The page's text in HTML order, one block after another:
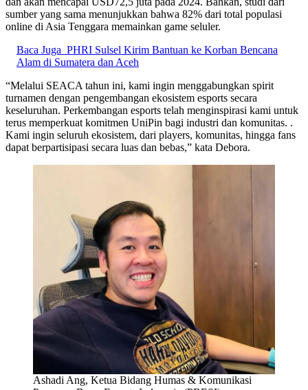
sumber yang sama menunjukkan bahwa 82% dari total populasi
online di Asia Tenggara memainkan game seluler.
Baca Juga PHRI Sulsel Kirim Bantuan ke Korban Bencana
Alam di Sumatera dan Aceh
“Melalui SEACA tahun ini, kami ingin menggabungkan spirit
turnamen dengan pengembangan ekosistem esports secara
keseluruhan. Perkembangan esports telah menginspirasi kami untuk
terus memperkuat komitmen UniPin bagi industri dan komunitas. .
Kami ingin seluruh ekosistem, dari players, komunitas, hingga fans
dapat berpartisipasi secara luas dan bebas,” kata Debora.
Ashadi Ang, Ketua Bidang Humas & Komunikasi